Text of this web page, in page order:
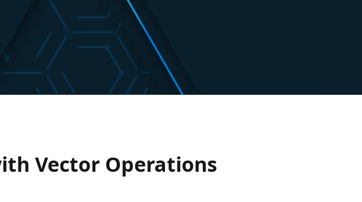
Vector Operations